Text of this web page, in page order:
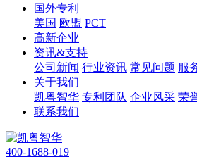
国外专利
美国 欧盟 PCT
高新企业
资讯&支持
公司新闻 行业资讯 常见问题 服
关于我们
凯粤智华 专利团队 企业风采 荣
联系我们
400-1688-019